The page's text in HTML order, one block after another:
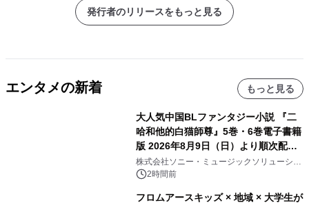
発行者のリリースをもっと見る
エンタメの新着 もっと見る
大人気中国BLファンタジー小説 『二
哈和他的白猫師尊』5巻・6巻電子書籍
版 2026年8月9日（日）より順次配信
開始
株式会社ソニー・ミュージックソリューショ
ンズ2時間前
フロムアースキッズ × 地域 × 大学生が